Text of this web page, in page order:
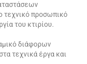
τεχνικό προσωπικό
του κτιρίου.
διάφορων
τεχνικά έργα και